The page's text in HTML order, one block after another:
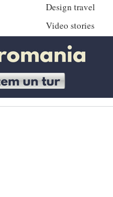
Design travel
Video stories